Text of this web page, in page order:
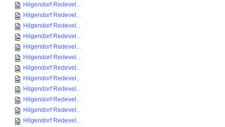
Hilgendorf Redevel...
Hilgendorf Redevel...
Hilgendorf Redevel...
Hilgendorf Redevel...
Hilgendorf Redevel...
Hilgendorf Redevel...
Hilgendorf Redevel...
Hilgendorf Redevel...
Hilgendorf Redevel...
Hilgendorf Redevel...
Hilgendorf Redevel...
Hilgendorf Redevel...